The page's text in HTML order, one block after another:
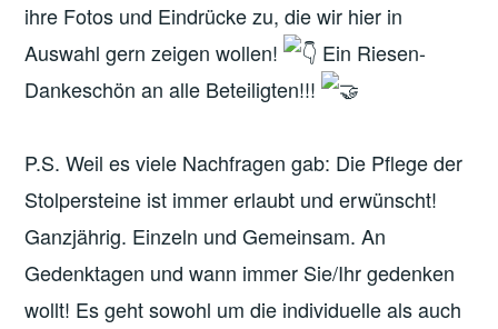
ihre Fotos und Eindrücke zu, die wir hier in
Auswahl gern zeigen wollen!
Ein Riesen-
Dankeschön an alle Beteiligten!!!
P.S. Weil es viele Nachfragen gab: Die Pflege der
Stolpersteine ist immer erlaubt und erwünscht!
Ganzjährig. Einzeln und Gemeinsam. An
Gedenktagen und wann immer Sie/Ihr gedenken
wollt! Esgeht sowohl um die individuelle als auch